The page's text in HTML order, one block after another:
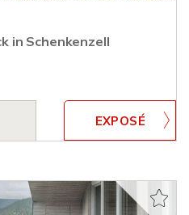
in Schenkenzell